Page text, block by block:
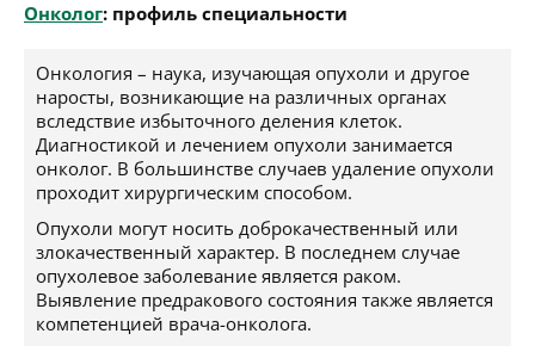
Онколог: профиль специальности
Онкология – наука, изучающая опухоли и другое
наросты, возникающие на различных органах
вследствие избыточного деления клеток.
Диагностикой и лечением опухоли занимается
онколог. В большинстве случаев удаление опухоли
проходит хирургическим способом.
Опухоли могут носить доброкачественный или
злокачественный характер. В последнем случае
опухолевое заболевание является раком.
Выявление предракового состояния также является
компетенцией врача-онколога.